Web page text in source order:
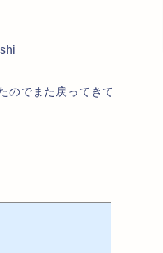
のでまた戻ってきて